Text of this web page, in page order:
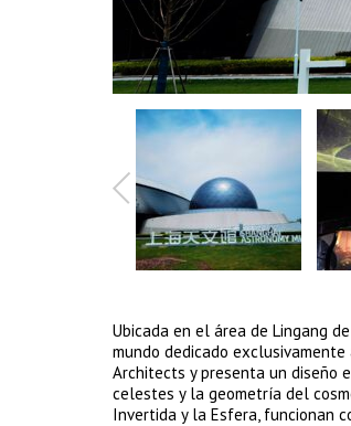
Ubicada en el área de Lingang
mundo dedicado
Architects y presenta un diseño
celestes y la geometría del
Invertida y la Esfera, funcionan